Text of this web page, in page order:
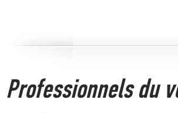
Professionnels du